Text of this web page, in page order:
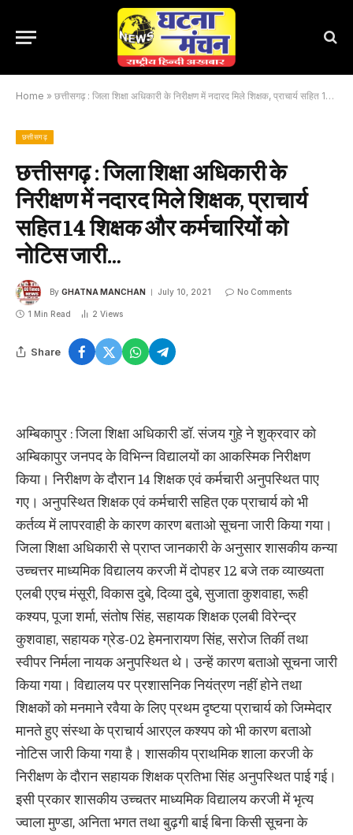
Home » छत्तीसगढ़ : जिला शिक्षा अधिकारी के निरीक्षण में नदारद मिले शिक्षक, प्राचार्य सहित 14 शिक्षक और कर्मचारियों को नोटिस जारी…
छत्तीसगढ़
छत्तीसगढ़ : जिला शिक्षा अधिकारी के
निरीक्षण में नदारद मिले शिक्षक, प्राचार्य
सहित 14 शिक्षक और कर्मचारियों को
नोटिस जारी…
By GHATNA MANCHAN July 10, 2021 No Comments
1 Min Read 2 Views
Share
अम्बिकापुर : जिला शिक्षा अधिकारी डॉ. संजय गुहे ने शुक्रवार को
अम्बिकापुर जनपद के विभिन्न विद्यालयों का आकस्मिक निरीक्षण
किया। निरीक्षण के दौरान 14 शिक्षक एवं कर्मचारी अनुपस्थित पाए
गए। अनुपस्थित शिक्षक एवं कर्मचारी सहित एक प्राचार्य को भी
कर्तव्य में लापरवाही के कारण कारण बताओ सूचना जारी किया गया।
जिला शिक्षा अधिकारी से प्राप्त जानकारी के अनुसार शासकीय कन्या
उच्चत्तर माध्यमिक विद्यालय करजी में दोपहर 12 बजे तक व्याख्यता
एलबी एएच मंसूरी, विकास दुबे, दिव्या दुबे, सुजाता कुशवाहा, रूही
कश्यप, पूजा शर्मा, संतोष सिंह, सहायक शिक्षक एलबी विरेन्द्र
कुशवाहा, सहायक ग्रेड-02 हेमनारायण सिंह, सरोज तिर्की तथा
स्वीपर निर्मला नायक अनुपस्थित थे। उन्हें कारण बताओ सूचना जारी
किया गया। विद्यालय पर प्रशासनिक नियंत्रण नहीं होने तथा
शिक्षकों को मनमाने रवैया के लिए प्रथम दृष्टया प्राचार्य को जिम्मेदार
मानते हुए संस्था के प्राचार्य आरएल कश्यप को भी कारण बताओ
नोटिस जारी किया गया है। शासकीय प्राथमिक शाला करजी के
निरीक्षण के दौरान सहायक शिक्षक प्रतिभा सिंह अनुपस्थित पाई गई।
इसी प्रकार शासकीय उच्चतर माध्यमिक विद्यालय करजी में भृत्य
ज्वाला मुण्डा, अनिता भगत तथा बुढ़गी बाई बिना किसी सूचना के